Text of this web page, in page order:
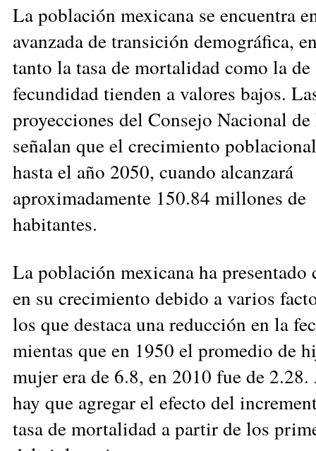
La población mexicana se encuentra
avanzada de transición demográfica,
tanto la tasa de mortalidad como la de
fecundidad tienden a valores bajos.
proyecciones del Consejo Nacional
señalan que el crecimiento
hasta el año 2050, cuando alcanzará
aproximadamente 150.84 millones de
habitantes.
La población mexicana ha presentado
en su crecimiento debido a varios
los que destaca una reducción en la
mientas que en 1950 el promedio de
mujer era de 6.8, en 2010 fue de
hay que agregar el efecto del
tasa de mortalidad a partir de los